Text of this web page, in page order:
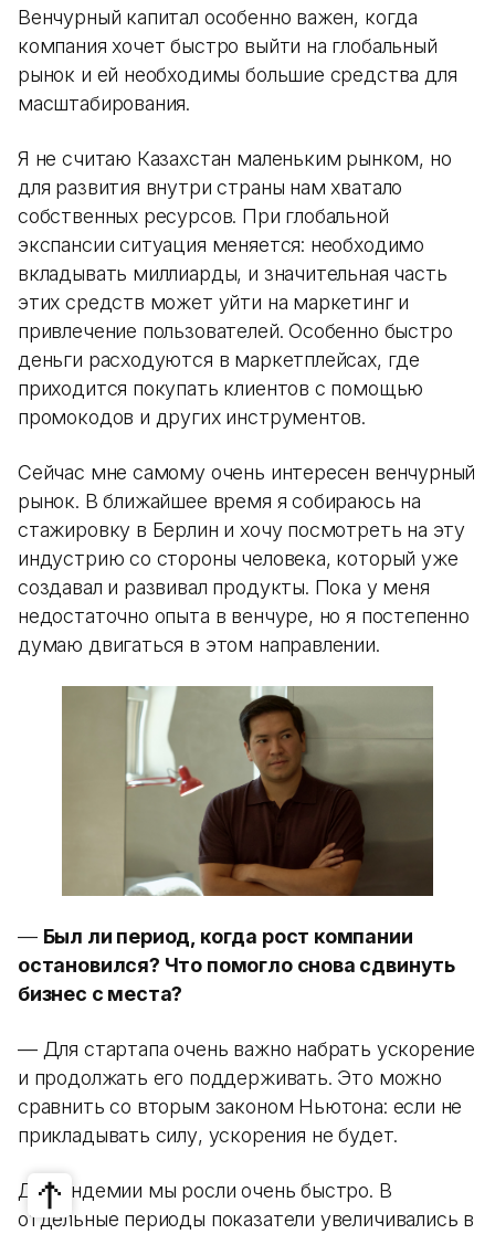
Венчурный капитал особенно важен, когда
компания хочет быстро выйти на глобальный
рынок и ей необходимы большие средства для
масштабирования.
Я не считаю Казахстан маленьким рынком, но
для развития внутри страны нам хватало
собственных ресурсов. При глобальной
экспансии ситуация меняется: необходимо
вкладывать миллиарды, и значительная часть
этих средств может уйти на маркетинг и
привлечение пользователей. Особенно быстро
деньги расходуются в маркетплейсах, где
приходится покупать клиентов с помощью
промокодов и других инструментов.
Сейчас мне самому очень интересен венчурный
рынок. В ближайшее время я собираюсь на
стажировку в Берлин и хочу посмотреть на эту
индустрию со стороны человека, который уже
создавал и развивал продукты. Пока у меня
недостаточно опыта в венчуре, но я постепенно
думаю двигаться в этом направлении.
— Был ли период, когда рост компании
остановился? Что помогло снова сдвинуть
бизнес с места?
— Для стартапа очень важно набрать ускорение
и продолжать его поддерживать. Это можно
сравнить со вторым законом Ньютона: если не
прикладывать силу, ускорения не будет.
До пандемии мы росли очень быстро. В
отдельные периоды показатели увеличивались в